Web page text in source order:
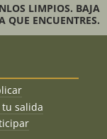
LIMPIOS. BAJA
QUE ENCUENTRES.
salida